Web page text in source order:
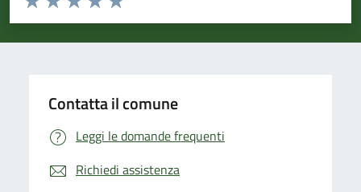
Valuta 5 stelle su 5
Valuta 4 stelle su 5
Valuta 3 stelle su 5
Valuta 2 stelle su 5
Valuta 1 stelle su 5
Contatta il comune
Leggi le domande frequenti
Richiedi assistenza